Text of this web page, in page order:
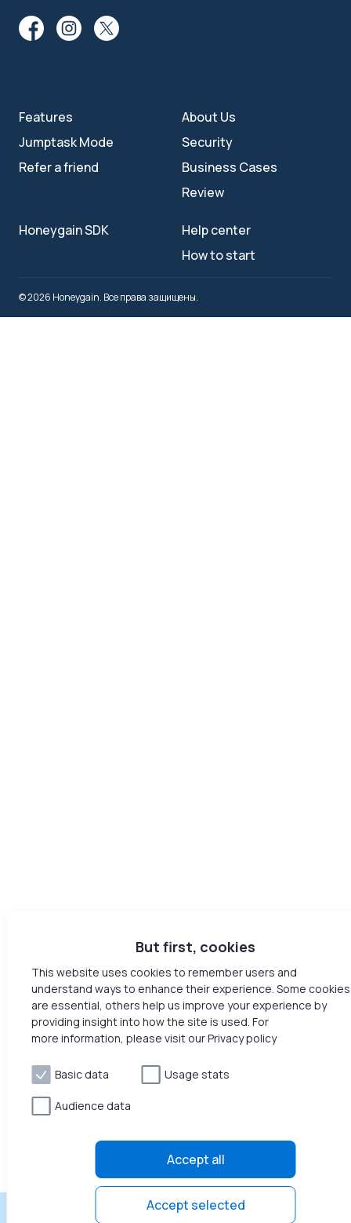
Получайте пассивный
Features
Jumptask Mode
Refer a friend
About Us
Security
Business Cases
Review
Honeygain SDK
Help center
How to start
© 2026 Honeygain. Все права защищены.
But first, cookies
This website uses cookies to remember users and
understand ways to enhance their experience. Some cookies
are essential, others help us improve your experience by
providing insight into how the site is used. For
more information, please visit our Privacy policy
Basic data Usage stats
Audience data
Accept all
Accept selected